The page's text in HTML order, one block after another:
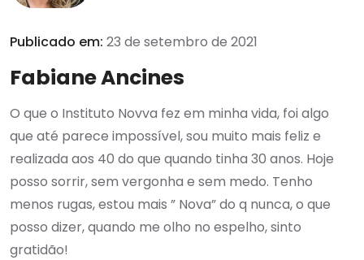
Publicado em: 23 de setembro de 2021
Fabiane Ancines
O que o Instituto Novva fez em minha vida, foi algo
que até parece impossível, sou muito mais feliz e
realizada aos 40 do que quando tinha 30 anos. Hoje
posso sorrir, sem vergonha e sem medo. Tenho
menos rugas, estou mais ” Nova” do q nunca, o que
posso dizer, quando me olho no espelho, sinto
gratidão!